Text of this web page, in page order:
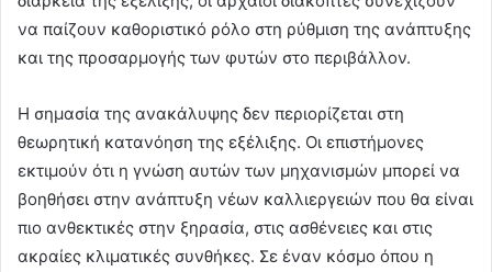
να παίζουν καθοριστικό ρόλο στη ρύθμιση της ανάπτυξης
και της προσαρμογής των φυτών στο περιβάλλον.
Η σημασία της ανακάλυψης δεν περιορίζεται στη
θεωρητική κατανόηση της εξέλιξης. Οι επιστήμονες
εκτιμούν ότι η γνώση αυτών των μηχανισμών μπορεί να
βοηθήσει στην ανάπτυξη νέων καλλιεργειών που θα είναι
πιο ανθεκτικές στην ξηρασία, στις ασθένειες και στις
ακραίες κλιματικές συνθήκες. Σε έναν κόσμο όπου η